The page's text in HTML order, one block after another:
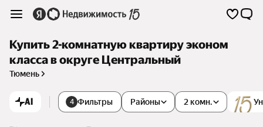
Купить 2-комнатную квартиру эконом
класса в округе Центральный
Тюмень
AI 4 Фильтры Районы 2 комн.